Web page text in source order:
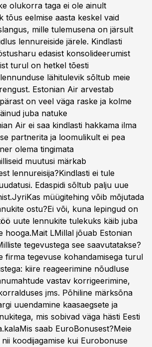
olukorra taga ei ole ainult
tõus eelmise aasta keskel vaid
mille tulemusena on järsult
lennureiside järele. Kindlasti
edasist konsolideerumist
turul on hetkel tõesti
lähitulevik sõltub meie
Estonian Air arvestab
on veel väga raske ja kolme
juba natuke
Air ei saa kindlasti hakkama ilma
partnerita ja loomulikult ei pea
olema tingimata
muutusi märkab
lennureisija?Kindlasti ei tule
Edaspidi sõltub palju uue
müügitehing võib mõjutada
ostu?Ei või, kuna lepingud on
uute lennukite tulekuks käib juba
hooga.Mait LMillal jõuab Estonian
tegevustega see saavutatakse?
firma tegevuse kohandamisega turul
kiire reageerimine nõudluse
vastav korrigeerimine,
jms. Põhiline märksõna
uuendamine kaasaegsete ja
mis sobivad väga hästi Eesti
saab EuroBonusest?Meie
koodijagamise kui Eurobonuse